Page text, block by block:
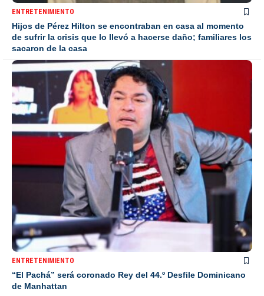
ENTRETENIMIENTO
Hijos de Pérez Hilton se encontraban en casa al momento
de sufrir la crisis que lo llevó a hacerse daño; familiares los
sacaron de la casa
ENTRETENIMIENTO
“El Pachá” será coronado Rey del 44.º Desfile Dominicano
de Manhattan